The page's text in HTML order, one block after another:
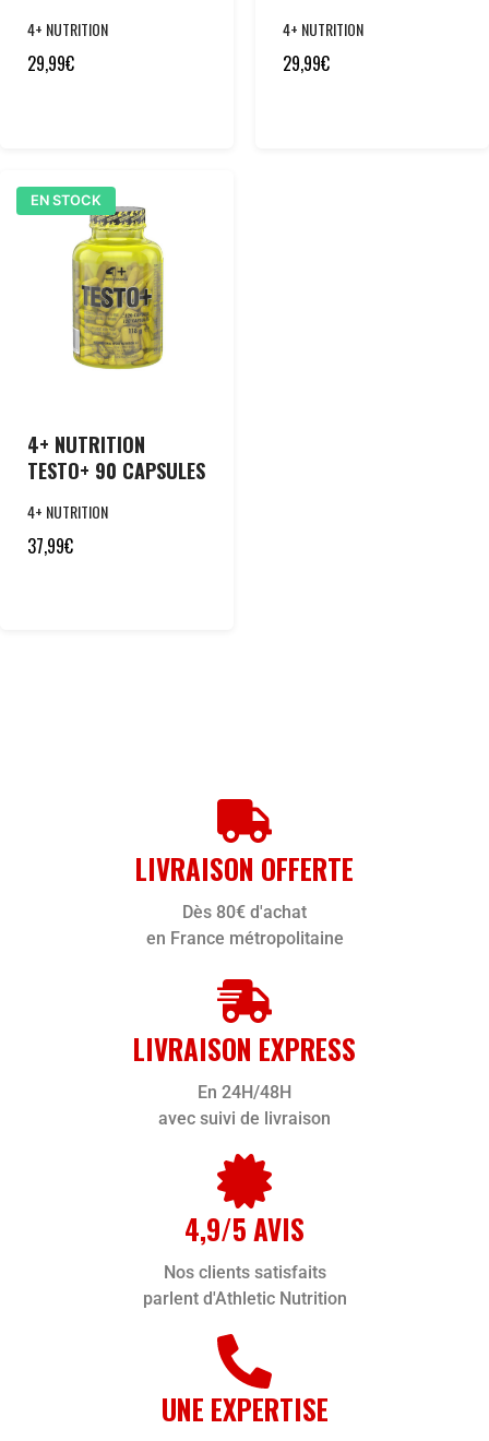
4+ NUTRITION
29,99€
4+ NUTRITION
29,99€
EN STOCK
4+ NUTRITION
TESTO+ 90 CAPSULES
4+ NUTRITION
37,99€
LIVRAISON OFFERTE
Dès 80€ d'achat
en France métropolitaine
LIVRAISON EXPRESS
En 24H/48H
avec suivi de livraison
4,9/5 AVIS
Nos clients satisfaits
parlent d'Athletic Nutrition
UNE EXPERTISE